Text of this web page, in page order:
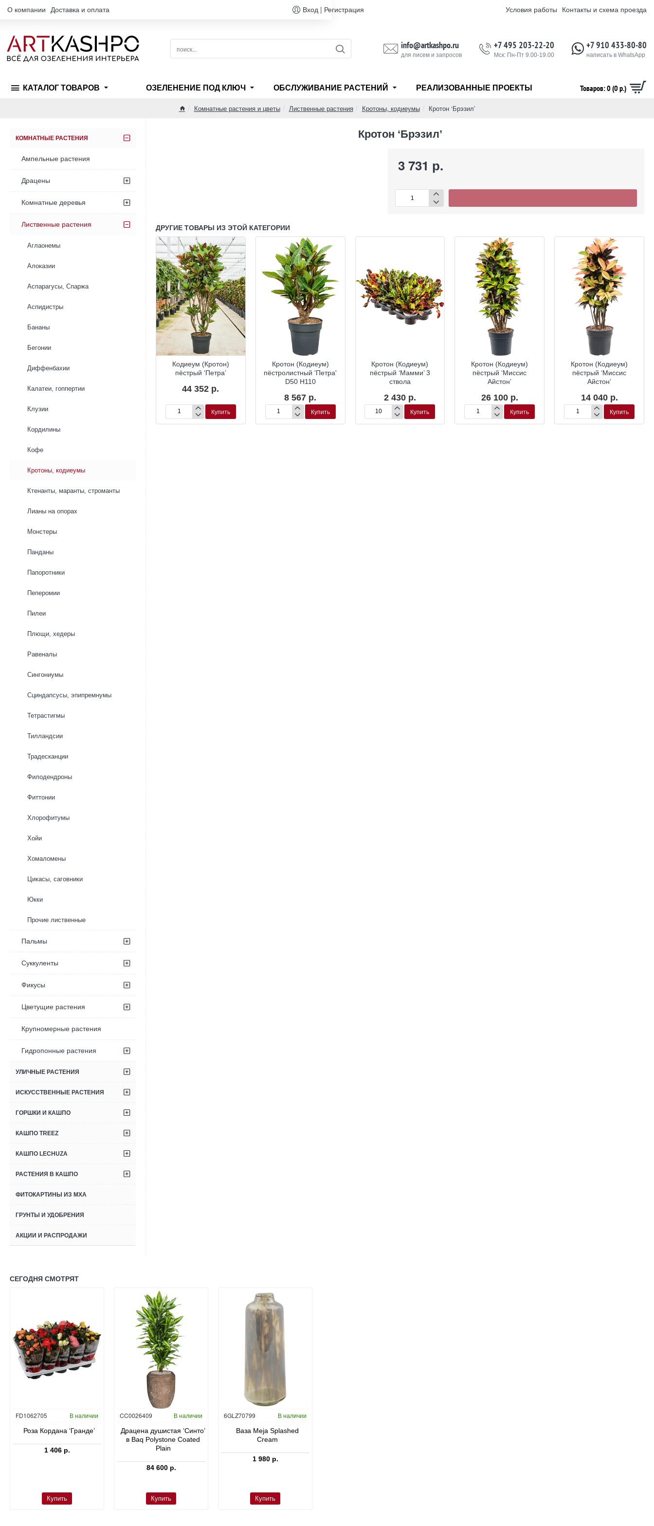
О компании Доставка и оплата Вход | Регистрация Условия работы Контакты и схема проезда
поиск...
info@artkashpo.ru
для писем и запросов
+7 495 203-22-20
Мск: Пн-Пт 9.00-19.00
+7 910 433-80-80
написать в WhatsApp
КАТАЛОГ ТОВАРОВ ОЗЕЛЕНЕНИЕ ПОД КЛЮЧ ОБСЛУЖИВАНИЕ РАСТЕНИЙ РЕАЛИЗОВАННЫЕ ПРОЕКТЫ Товаров: 0 (0 р.)
Комнатные растения и цветы Лиственные растения Кротоны, кодиеумы Кротон ‘Брэзил’
КОМНАТНЫЕ РАСТЕНИЯ
Ампельные растения
Драцены
Комнатные деревья
Лиственные растения
Аглаонемы
Алоказии
Аспарагусы, Спаржа
Аспидистры
Бананы
Бегонии
Диффенбахии
Калатеи, гоппертии
Клузии
Кордилины
Кофе
Кротоны, кодиеумы
Ктенанты, маранты, строманты
Лианы на опорах
Монстеры
Панданы
Папоротники
Пеперомии
Пилеи
Плющи, хедеры
Равеналы
Сингониумы
Сциндапсусы, эпипремнумы
Тетрастигмы
Тилландсии
Традесканции
Филодендроны
Фиттонии
Хлорофитумы
Хойи
Хомаломены
Цикасы, саговники
Юкки
Прочие лиственные
Пальмы
Суккуленты
Фикусы
Цветущие растения
Крупномерные растения
Гидропонные растения
УЛИЧНЫЕ РАСТЕНИЯ
ИСКУССТВЕННЫЕ РАСТЕНИЯ
ГОРШКИ И КАШПО
КАШПО TREEZ
КАШПО LECHUZA
РАСТЕНИЯ В КАШПО
ФИТОКАРТИНЫ ИЗ МХА
ГРУНТЫ И УДОБРЕНИЯ
АКЦИИ И РАСПРОДАЖИ
Кротон ‘Брэзил’
3 731 р.
ДРУГИЕ ТОВАРЫ ИЗ ЭТОЙ КАТЕГОРИИ
Купить
Кодиеум (Кротон)
пёстрый ‘Петра’
44 352 р.
Кодиеум
(Кротон)
Купить
Кротон (Кодиеум)
пёстролистный 'Петра'
D50 H110
8 567 р.
Кротон
(Кодиеум)
Купить
Кротон (Кодиеум)
пёстрый ‘Мамми’ 3
ствола
2 430 р.
Кротон
(Кодиеум)
Купить
Кротон (Кодиеум)
пёстрый ‘Миссис
Айстон’
26 100 р.
Кротон
(Кодиеум)
Купить
Кротон (Кодиеум)
пёстрый ‘Миссис
Айстон’
14 040 р.
Кротон
(Кодиеум)
Купить
СЕГОДНЯ СМОТРЯТ
FD1062705 В наличии
Роза Кордана ‘Гранде’
1 406 р.
Купить
CC0026409 В наличии
Драцена душистая ‘Синто’
в Baq Polystone Coated
Plain
84 600 р.
Купить
6GLZ70799 В наличии
Ваза Meja Splashed
Cream
1 980 р.
Купить